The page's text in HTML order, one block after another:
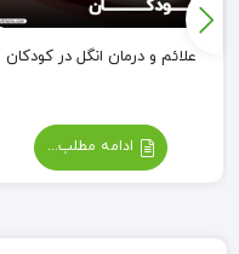
علائم و درمان انگل در کودکان
ادامه مطلب...